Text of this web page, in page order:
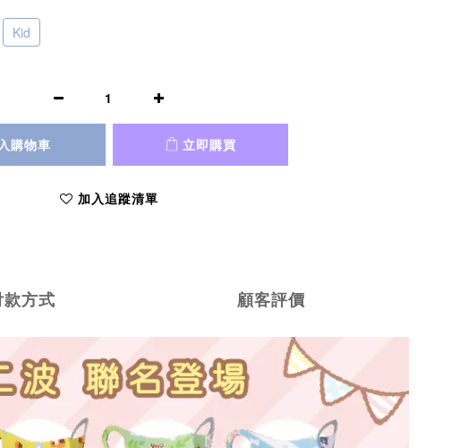
Kid
購物車 立即購買
加入追蹤清單
方式 顧客評價